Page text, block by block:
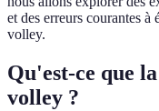
et des erreurs courantes
volley.
Qu'est-ce que
volley ?